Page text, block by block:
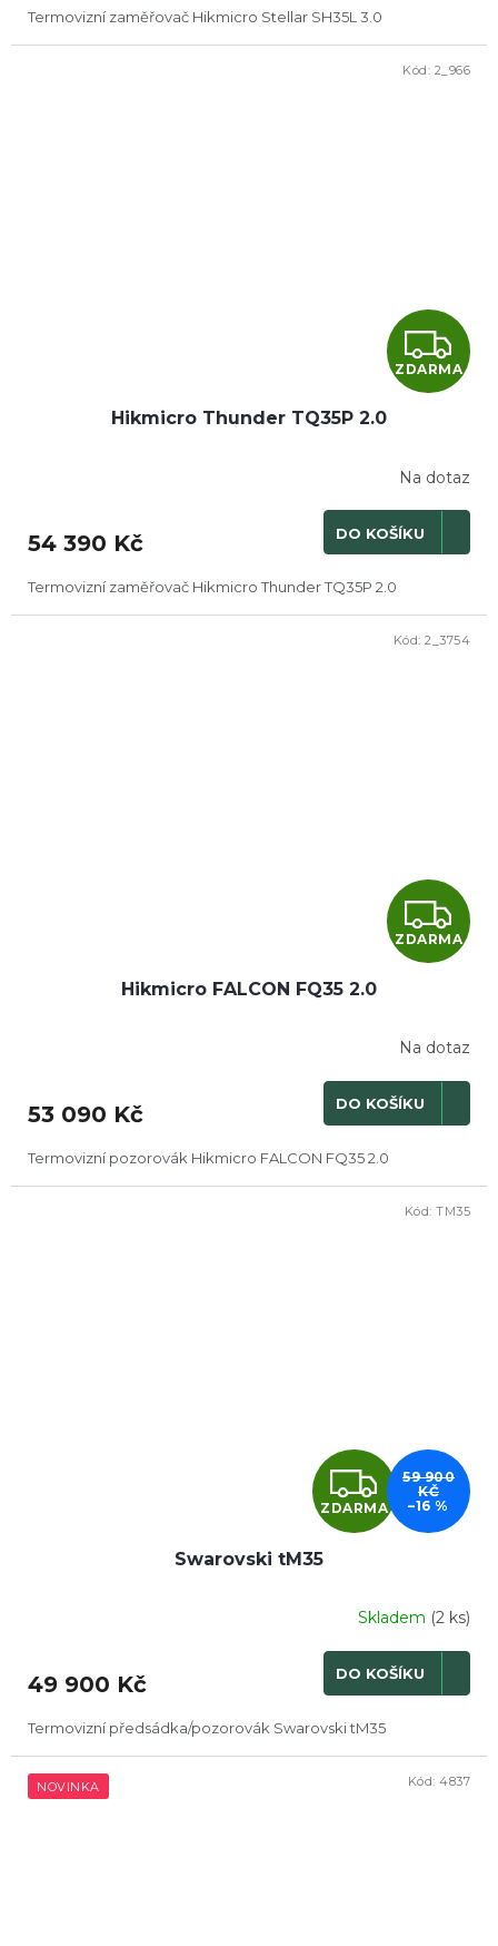
Termovizní zaměřovač Hikmicro Stellar SH35L 3.0
Z
D
R
M
ZDARMA
Hikmicro Thunder TQ35P 2.0
Na dotaz
54 390 Kč DO KOŠÍKU
Termovizní zaměřovač Hikmicro Thunder TQ35P 2.0
Kód: 2_966
Z
D
R
M
ZDARMA
Hikmicro FALCON FQ35 2.0
Na dotaz
53 090 Kč DO KOŠÍKU
Termovizní pozorovák Hikmicro FALCON FQ35 2.0
Kód: 2_3754
Z
D
R
M
A
ZDARMA
59 900
KČ
–16 %
Swarovski tM35
Skladem (2 ks)
49 900 Kč DO KOŠÍKU
Termovizní předsádka/pozorovák Swarovski tM35
Kód: TM35
NOVINKA Kód: 4837